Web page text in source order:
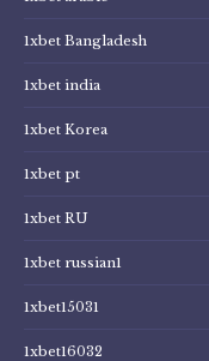
1xbet Bangladesh
1xbet india
1xbet Korea
1xbet pt
1xbet RU
1xbet russian1
1xbet15031
1xbet16032